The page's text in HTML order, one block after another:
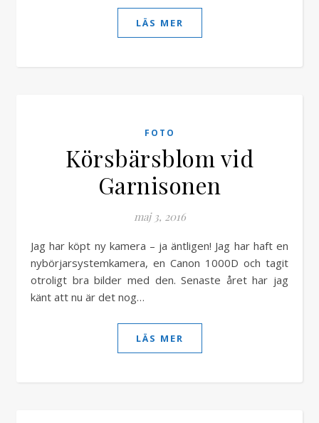
LÄS MER
FOTO
Körsbärsblom vid
Garnisonen
maj 3, 2016
Jag har köpt ny kamera – ja äntligen! Jag har haft en
nybörjarsystemkamera, en Canon 1000D och tagit
otroligt bra bilder med den. Senaste året har jag
känt att nu är det nog…
LÄS MER